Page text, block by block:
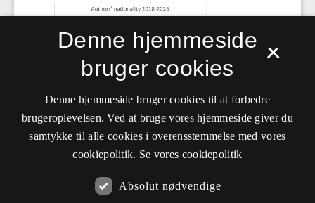
×
Denne hjemmeside
bruger cookies
Denne hjemmeside bruger cookies til at forbedre
brugeroplevelsen. Ved at bruge vores hjemmeside giver du
samtykke til alle cookies i overensstemmelse med vores
cookiepolitik. Se vores cookiepolitik
Absolut nødvendige